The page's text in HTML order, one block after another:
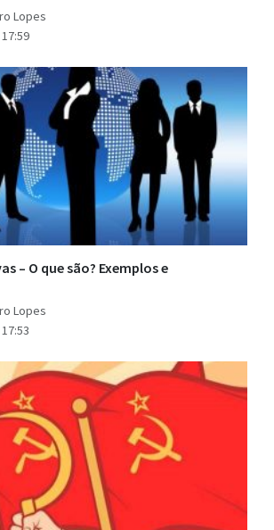
Lopes
– O que são? Exemplos e
Lopes